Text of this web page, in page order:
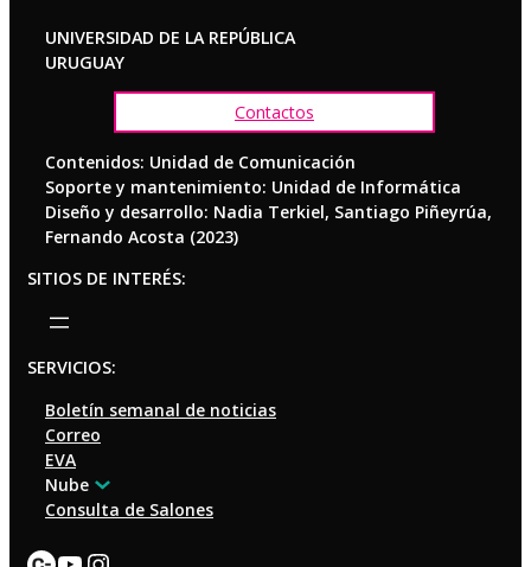
UNIVERSIDAD DE LA REPÚBLICA
URUGUAY
Contactos
Contenidos: Unidad de Comunicación
Soporte y mantenimiento: Unidad de Informática
Diseño y desarrollo: Nadia Terkiel, Santiago Piñeyrúa,
Fernando Acosta (2023)
SITIOS DE INTERÉS:
SERVICIOS:
Boletín semanal de noticias
Correo
EVA
Nube
Consulta de Salones